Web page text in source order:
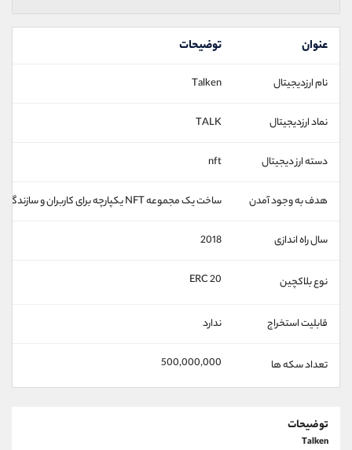
عنوان توضیحات
نام ارزدیجیتال Talken
نماد ارزدیجیتال TALK
دسته ارز دیجیتال nft
هدف به وجود آمدن ساخت یک مجموعه NFT یکپارچه برای کاربران و سازندگانی است که به طور یکپارچه با چند زنجیره همکاری می کنند
سال راه اندازی 2018
نوع بلاکچین ERC 20
قابلیت استخراج ندارد
تعداد سکه ها 500,000,000
توضیحات
Talken